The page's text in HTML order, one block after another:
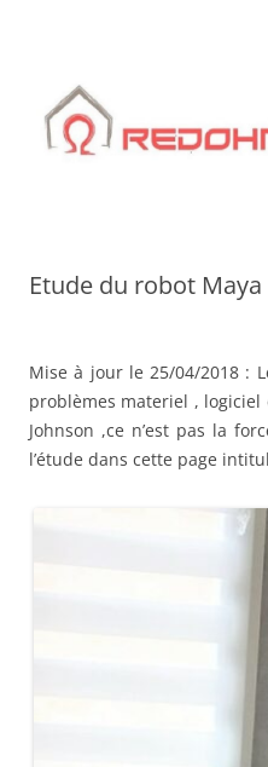
Etude du robot
Mise à jour le 25/04/2018 :
problèmes materiel ,
Johnson ,ce n’est pas la
l’étude dans cette page